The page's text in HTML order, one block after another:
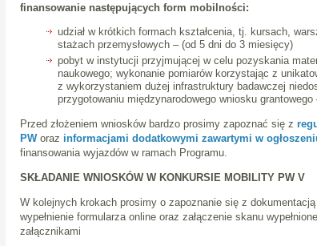
finansowanie następujących form mobilności:
udział w krótkich formach kształcenia, tj. kursach,
stażach przemysłowych – (od 5 dni do 3 miesięcy)
pobyt w instytucji przyjmującej w celu pozyskania
naukowego; wykonanie pomiarów korzystając z
z wykorzystaniem dużej infrastruktury badawczej
przygotowaniu międzynarodowego wniosku
Przed złożeniem wniosków bardzo prosimy zapoznać się z
PW oraz informacjami dodatkowymi zawartymi w
finansowania wyjazdów w ramach Programu.
SKŁADANIE WNIOSKÓW W KONKURSIE MOBILITY PW V
W kolejnych krokach prosimy o zapoznanie się z
wypełnienie formularza online oraz załączenie skanu
załącznikami